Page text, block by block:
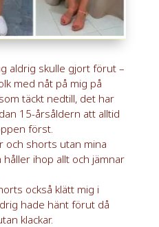
aldrig skulle gjort förut –
med nåt på mig på
täckt nedtill, det har
15-årsåldern att alltid
först.
och shorts utan mina
ihop allt och jämnar
också klätt mig i
hade hänt förut då
klackar.